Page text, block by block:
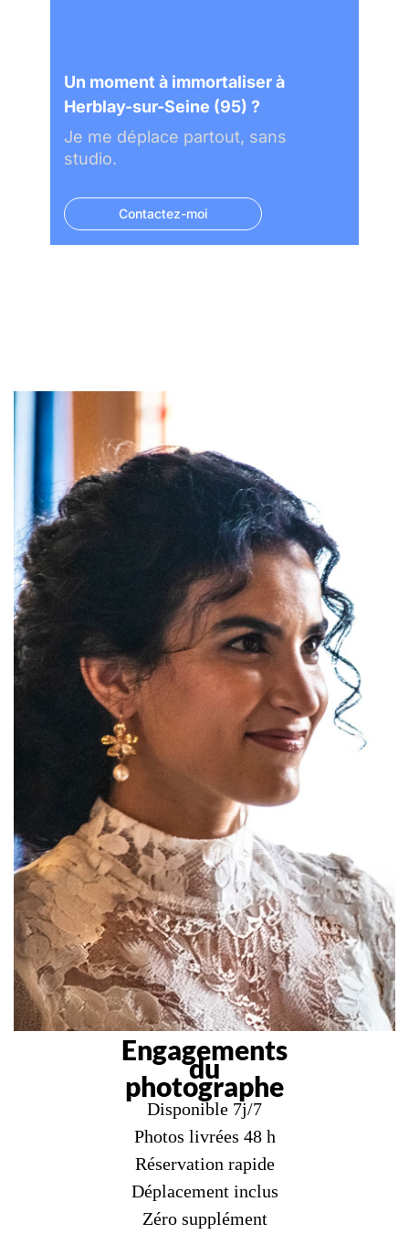
Un moment à immortaliser à
Herblay-sur-Seine (95) ?
Je me déplace partout, sans
studio.
Contactez-moi
Engagements
du
photographe
Disponible 7j/7
Photos livrées 48 h
Réservation rapide
Déplacement inclus
Zéro supplément